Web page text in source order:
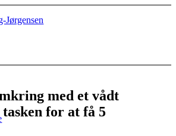
med et vådt
for at få 5